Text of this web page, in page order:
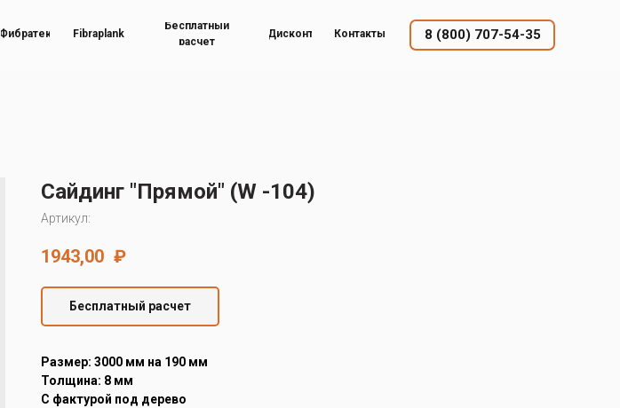
8 (800) 707-54-35
Фибратек
Бесплатный
расчет
Контакты
Дисконт
Fibraplank
Сайдинг "Прямой" (W -104)
Артикул:
1943,00 ₽
Бесплатный расчет
Размер: 3000 мм на 190 мм
Толщина: 8 мм
С фактурой под дерево